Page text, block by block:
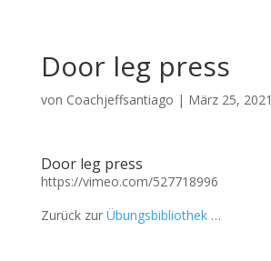
Door leg press
von Coachjeffsantiago | März 25, 2021
Door leg press
https://vimeo.com/527718996
Zurück zur Übungsbibliothek…